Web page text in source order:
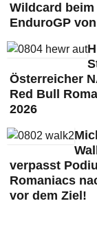
Wildcard beim
EnduroGP
Österreicher
Red Bull
2026
verpasst
Romaniacs
vor dem Ziel!